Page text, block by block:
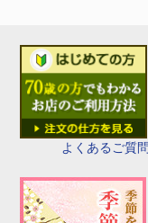
よくあるご質問